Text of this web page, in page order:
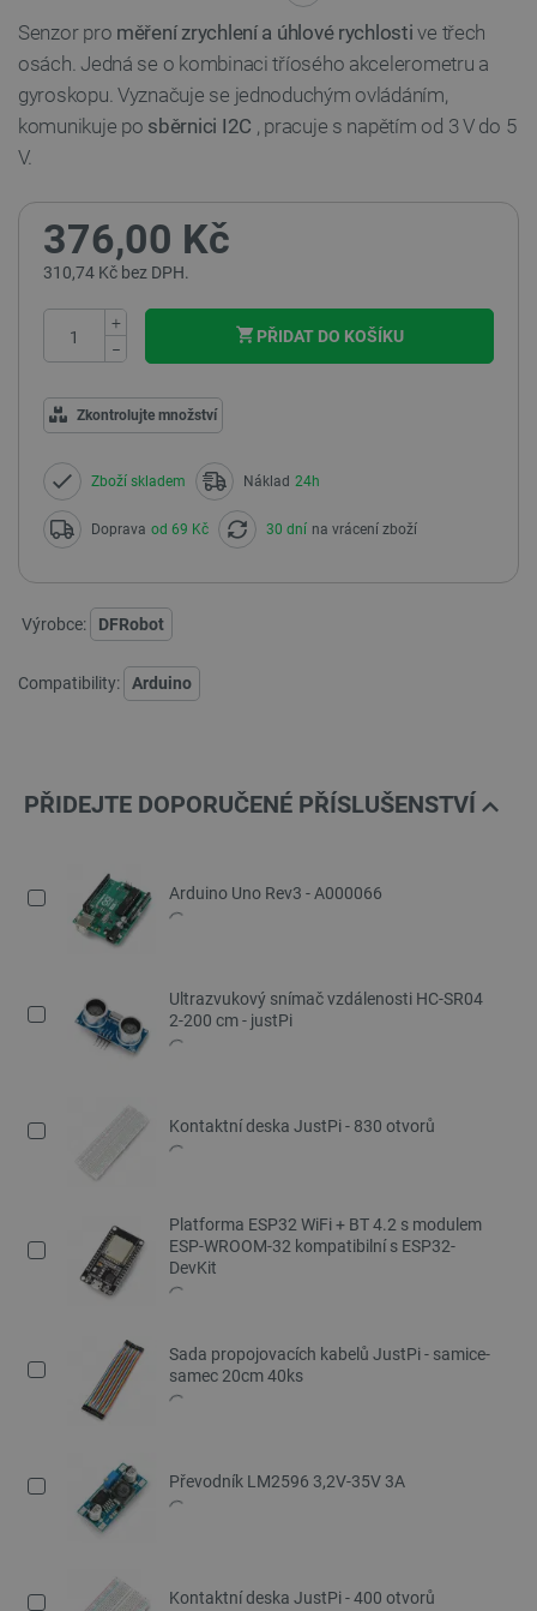
Senzor pro měření zrychlení a úhlové rychlosti ve třech
osách. Jedná se o kombinaci tříosého akcelerometru a
gyroskopu. Vyznačuje se jednoduchým ovládáním,
komunikuje po sběrnici I2C , pracuje s napětím od 3 V do 5
V.
376,00 Kč
310,74 Kč bez DPH.
+
−
PŘIDAT DO KOŠÍKU
Zkontrolujte množství
Zboží skladem Náklad 24h
Doprava od 69 Kč 30 dní na vrácení zboží
Výrobce: DFRobot
Compatibility: Arduino
PŘIDEJTE DOPORUČENÉ PŘÍSLUŠENSTVÍ
Arduino Uno Rev3 - A000066
Ultrazvukový snímač vzdálenosti HC-SR04
2-200 cm - justPi
Kontaktní deska JustPi - 830 otvorů
Platforma ESP32 WiFi + BT 4.2 s modulem
ESP-WROOM-32 kompatibilní s ESP32-
DevKit
Sada propojovacích kabelů JustPi - samice-
samec 20cm 40ks
Převodník LM2596 3,2V-35V 3A
Kontaktní deska JustPi - 400 otvorů